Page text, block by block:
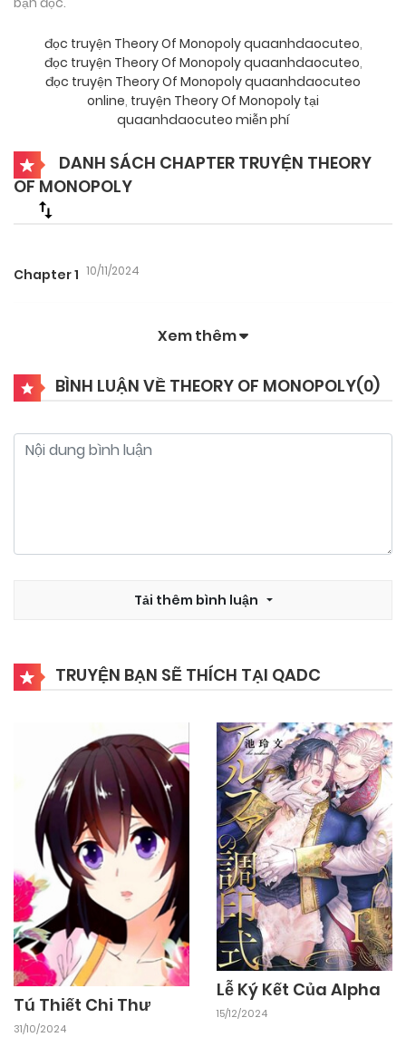
đọc truyện Theory Of Monopoly quaanhdaocuteo,
đọc truyện Theory Of Monopoly quaanhdaocuteo,
đọc truyện Theory Of Monopoly quaanhdaocuteo
online, truyện Theory Of Monopoly tại
quaanhdaocuteo miễn phí
DANH SÁCH CHAPTER TRUYỆN THEORY
OF MONOPOLY
Chapter 1 10/11/2024
Xem thêm
BÌNH LUẬN VỀ THEORY OF MONOPOLY(0)
Tải thêm bình luận
TRUYỆN BẠN SẼ THÍCH TẠI QADC
Tú Thiết Chi Thư
31/10/2024
Lễ Ký Kết Của Alpha
15/12/2024